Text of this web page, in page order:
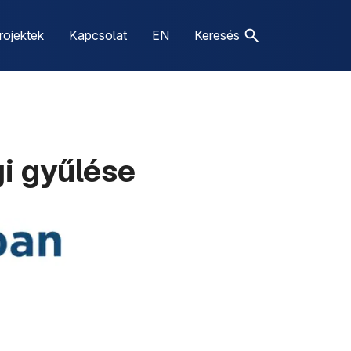
Kapcsolat EN Keresés
gyűlése